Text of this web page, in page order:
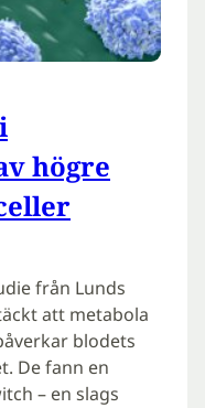
högre
från Lunds
att metabola
blodets
De fann en
– en slags